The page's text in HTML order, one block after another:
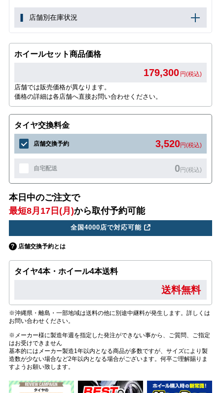
店舗別在庫状況
ホイールセット商品価格
179,300 円(税込)
店舗では販売価格が異なります。
価格の詳細は各店舗へ直接お問い合わせください。
タイヤ交換料金
店舗交換予約 3,520円(税込)
自宅配送 0円(税込)
本日中のご注文で
最短8月17日(月)から取付予約可能
全国4000店で対応可能
店舗交換予約とは
タイヤ4本・ホイール4本送料
送料無料
※沖縄県・離島・一部地域は送料の他に別途中継料が発生します。詳しくは
お問い合わせください。
※メーカー様に製造年週を指定した発注ができない事から、ご質問、ご指定
はお受けできません
基本的にはメーカー製造1年以内となる商品が多数ですが、サイズにより製
造数が少ない場合など2年以内となる場合がございます。何卒ご理解賜りま
すようお願い致します。